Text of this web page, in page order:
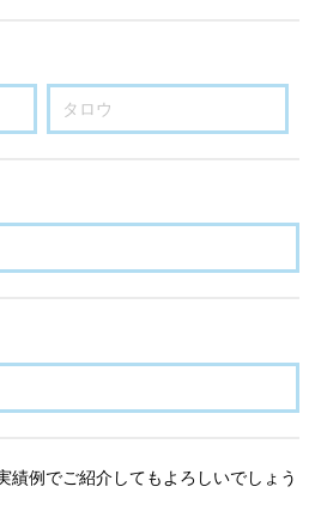
績例でご紹介してもよろしいでしょう